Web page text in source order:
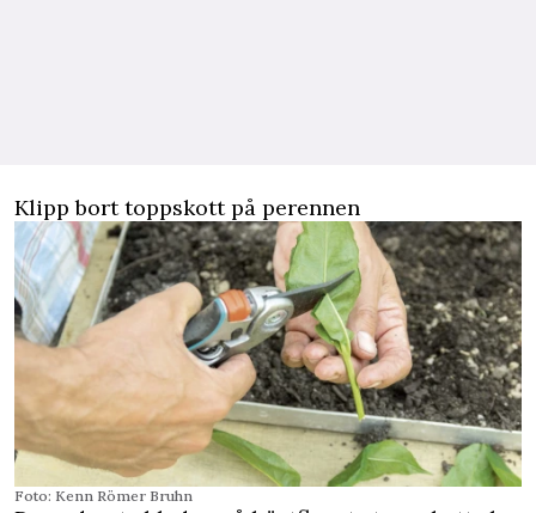
Klipp bort toppskott på perennen
Foto: Kenn Römer Bruhn